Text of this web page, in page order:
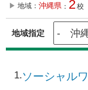
地域： 沖縄県 ： 2 校
地域指定
1 ソーシャル